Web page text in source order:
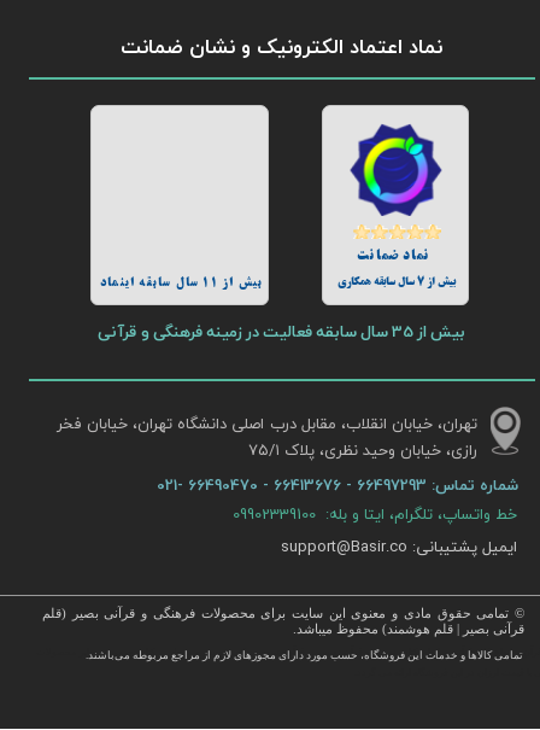
© تمامی حقوق مادی و معنوی این سایت برای محصولات فرهنگی و قرآنی بصیر (قلم
قرآنی بصیر | قلم هوشمند) محفوظ میباشد.
تمامی كالاها و خدمات این فروشگاه، حسب مورد دارای مجوزهای لازم از مراجع مربوطه می‌باشند.
، انواع قلم قرآنی ، انواع کتاب نفیس و قرآن نفیس , قرآن عروس , کتب نفیس و معطر , کتاب چرمی و سایر محصولات
نماد اعتماد الکترونیک و نشان ضمانت
بیش از 11 سال سابقه اینماد
بیش از 35 سال سابقه فعالیت در زمینه فرهنگی و قرآنی
بیش از 7 سال سابقه همکاری
تهران، خیابان انقلاب، مقابل درب اصلی دانشگاه تهران، خیابان فخر
رازی، خیابان وحید نظری، پلاک ۷۵/۱​​​​​​​
شماره تماس:
خط واتساپ، تلگرام، ایتا و بله: 09902339100
ایمیل پشتیبانی: support@Basir.co